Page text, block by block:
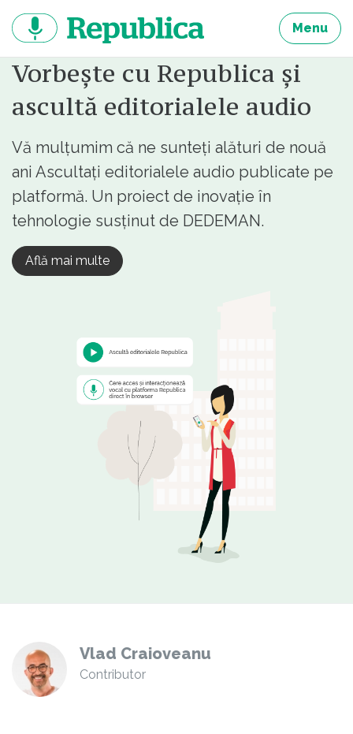
continut
Menu
Vorbește cu Republica și
ascultă editorialele audio
Vă mulțumim că ne sunteți alături de nouă
ani Ascultați editorialele audio publicate pe
platformă. Un proiect de inovație în
tehnologie susținut de DEDEMAN.
Află mai multe
Vlad Craioveanu
Contributor